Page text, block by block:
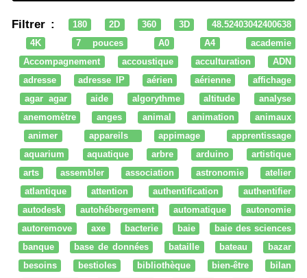
Filtrer : 180 2D 360 3D
48.52403042400638
4K
7 pouces A0 A4
academie
Accompagnement
accoustique acculturation
ADN
adresse
adresse IP aérien aérienne
affichage
agar agar
aide algorythme altitude
analyse
anemomètre
anges animal animation
animaux
animer
appareils appimage
apprentissage
aquarium
aquatique arbre arduino
artistique
arts
assembler association astronomie
atelier
atlantique
attention authentification
authentifier
autodesk
autohébergement automatique
autonomie
autoremove
axe bacterie baie
baie des sciences
banque
base de données bataille bateau
bazar
besoins
bestioles bibliothèque bien-être
bilan